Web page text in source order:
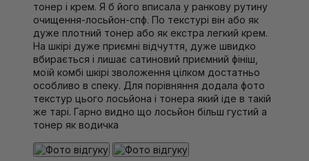
тонер і крем. Я б його вписала у ранкову рутину
очищення-лосьйон-спф. По текстурі він або як
дуже плотний тонер або як екстра легкий крем.
На шкірі дуже приємні відчуття, дуже швидко
вбирається і лишає сатиновий приємний фініш,
моїй комбі шкірі зволоження цілком достатньо
особливо в спеку. Для порівняння додала фото
текстур цього лосьйона і тонера який іде в такій
же тарі. Гарно видно що лосьйон більш густий а
тонер як водичка